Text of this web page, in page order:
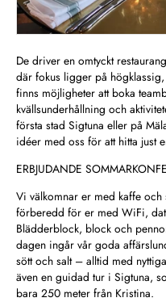
De driver en omtyckt
där fokus ligger på
finns möjligheter att boka
kvällsunderhållning och
första stad Sigtuna eller på
idéer med oss för att hitta just
ERBJUDANDE
Vi välkomnar er med kaffe
förberedd för er med WiFi,
Blädderblock, block och
dagen ingår vår goda
sött och salt – alltid med
även en guidad tur i Sigtuna,
bara 250 meter från Kristina.